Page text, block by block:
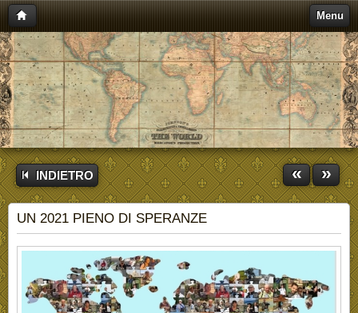
Menu
INDIETRO « »
UN 2021 PIENO DI SPERANZE